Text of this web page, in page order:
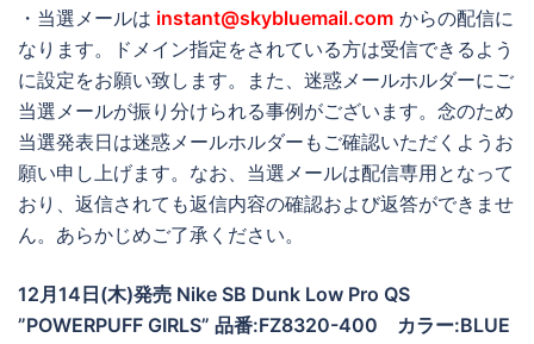
・当選メールは instant@skybluemail.com からの配信に
なります。ドメイン指定をされている方は受信できるよう
に設定をお願い致します。また、迷惑メールホルダーにご
当選メールが振り分けられる事例がございます。念のため
当選発表日は迷惑メールホルダーもご確認いただくようお
願い申し上げます。なお、当選メールは配信専用となって
おり、返信されても返信内容の確認および返答ができませ
ん。あらかじめご了承ください。
12月14日(木)発売 Nike SB Dunk Low Pro QS
”POWERPUFF GIRLS” 品番:FZ8320-400 カラー:BLUE